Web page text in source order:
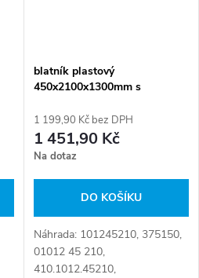
blatník plastový
450x2100x1300mm s
1 199,90 Kč bez DPH
1 451,90 Kč
Na dotaz
DO KOŠÍKU
Náhrada: 101245210, 375150,
01012 45 210,
410.1012.45210,